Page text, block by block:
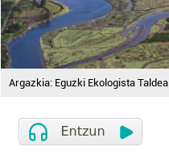
Argazkia: Eguzki Ekologista Taldea